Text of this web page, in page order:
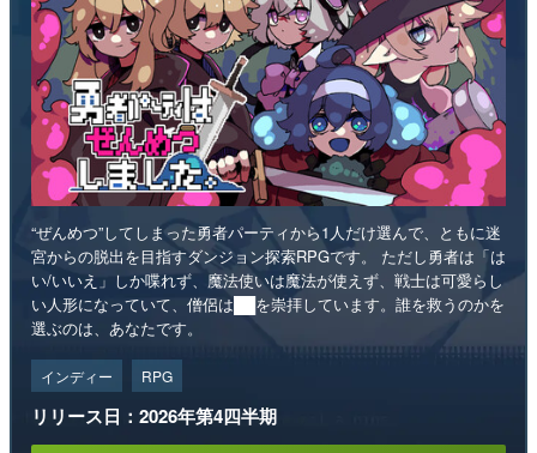
“ぜんめつ”してしまった勇者パーティから1人だけ選んで、ともに迷
宮からの脱出を目指すダンジョン探索RPGです。 ただし勇者は「は
い/いいえ」しか喋れず、魔法使いは魔法が使えず、戦士は可愛らし
い人形になっていて、僧侶は██を崇拝しています。誰を救うのかを
選ぶのは、あなたです。
インディー RPG
リリース日：2026年第4四半期